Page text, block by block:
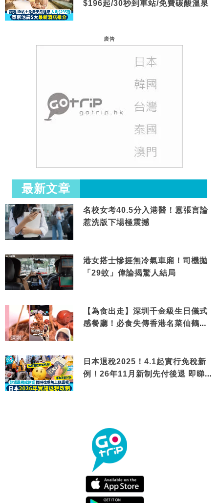
$196起/30秒到車站/免費碳酸溫泉
廣告
最新文章
名校女考40.5分入港醫！囂張言論
惹洗版下場極震撼
港女搭士慘捱無冷氣車廂！司機拋
「29蚊」偉論揭驚人結局
【為食出走】深圳千金級生日儀式
感餐廳！必食失傳香港名菜仙鶴神
日本退稅2025！4.1起實行免稅新
例！26年11月新制先付後退 即睇步